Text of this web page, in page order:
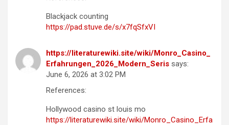
Blackjack counting
https://pad.stuve.de/s/x7fqSfxVI
https://literaturewiki.site/wiki/Monro_Casino_
Erfahrungen_2026_Modern_Seris says:
June 6, 2026 at 3:02 PM
References:
Hollywood casino st louis mo
https://literaturewiki.site/wiki/Monro_Casino_Erfa